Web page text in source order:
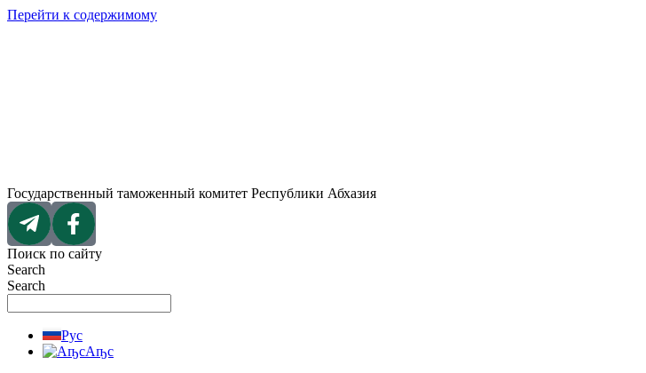
Перейти к содержимому
Государственный таможенный комитет Республики Абхазия
Поиск по сайту
Search
Search
Рус
Аҧс